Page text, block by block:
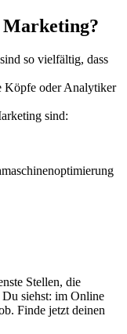
Marketing?
so vielfältig, dass
Köpfe oder Analytiker
sind:
Stellen, die
siehst: im Online
Finde jetzt deinen